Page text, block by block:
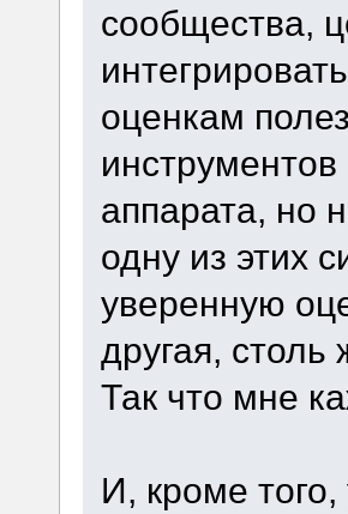
сообщества,
оценкам
инструментов
аппарата, но
одну из этих
уверенную
другая, столь
Так что мне
И, кроме